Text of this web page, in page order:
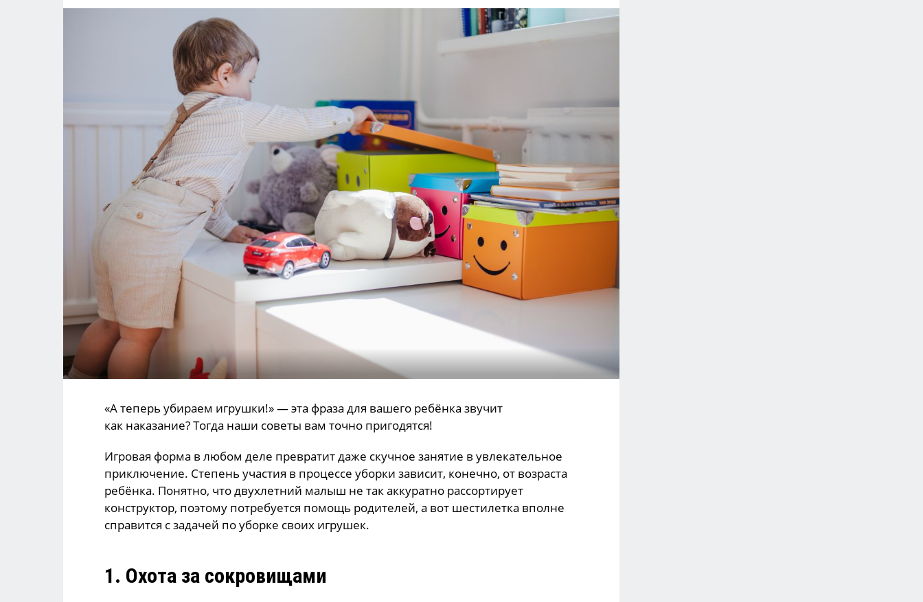
«А теперь убираем игрушки!» — эта фраза для вашего ребёнка звучит
как наказание? Тогда наши советы вам точно пригодятся!
Игровая форма в любом деле превратит даже скучное занятие в увлекательное
приключение. Степень участия в процессе уборки зависит, конечно, от возраста
ребёнка. Понятно, что двухлетний малыш не так аккуратно рассортирует
конструктор, поэтому потребуется помощь родителей, а вот шестилетка вполне
справится с задачей по уборке своих игрушек.
1. Охота за сокровищами